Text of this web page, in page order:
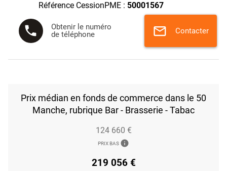
Référence CessionPME : 50001567
phone
Obtenir le numéro
de téléphone
mail Contacter
Prix médian en fonds de commerce dans le 50
Manche, rubrique Bar - Brasserie - Tabac
124 660 €
PRIX BAS info
219 056 €